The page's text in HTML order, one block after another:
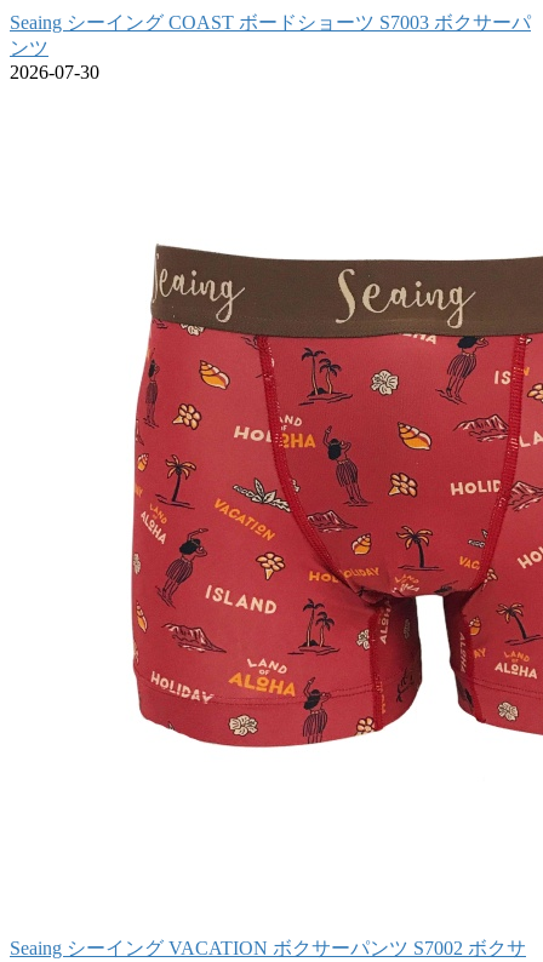
Seaing シーイング COAST ボードショーツ S7003 ボクサーパ
ンツ
2026-07-30
Seaing シーイング VACATION ボクサーパンツ S7002 ボクサ